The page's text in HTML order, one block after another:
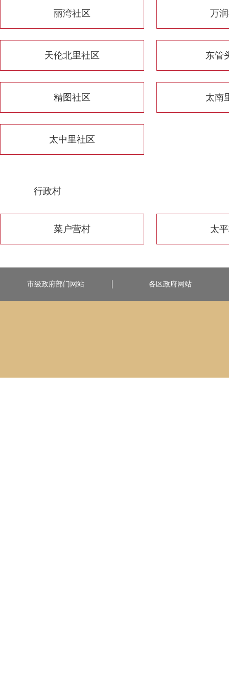
丽湾社区 万
天伦北里社区 东管
精图社区 太南
太中里社区
行政村
菜户营村 太
市级政府部门网站 各区政府网站